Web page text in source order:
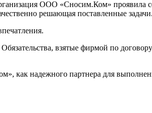
ООО «Сносим.Ком» проявила
решающая поставленные задачи.
взятые фирмой по
как надежного партнера для